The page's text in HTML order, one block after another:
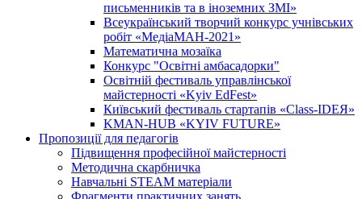
письменників та в іноземних ЗМІ»
Всеукраїнський творчий конкурс учнівських
робіт «МедіаМАН-2021»
Математична мозаїка
Конкурс "Освітні амбасадорки"
Освітній фестиваль управлінської
майстерності «Kyiv EdFest»
Київський фестиваль стартапів «Class-IDEЯ»
KMAN-HUB «KYIV FUTURE»
Пропозиції для педагогів
Підвищення професійної майстерності
Методична скарбничка
Навчальні STEAM матеріали